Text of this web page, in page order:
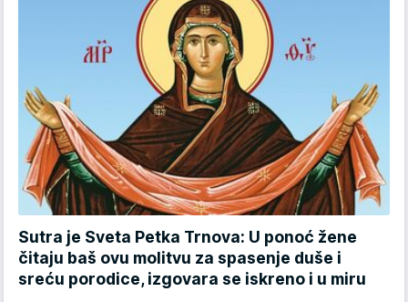
Sutra je Sveta Petka Trnova: U ponoć žene
čitaju baš ovu molitvu za spasenje duše i
sreću porodice, izgovara se iskreno i u miru